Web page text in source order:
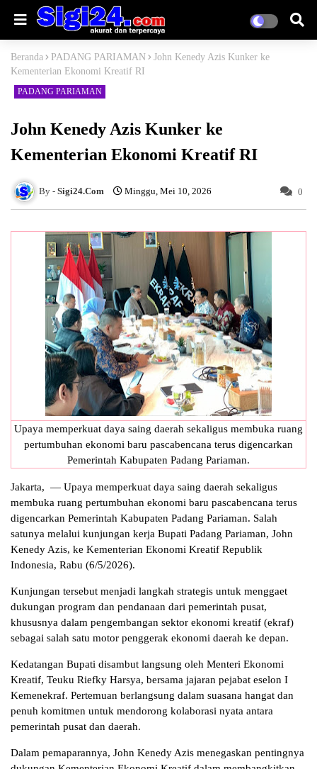
Beranda PADANG PARIAMAN
John Kenedy Azis Kunker ke
Kementerian Ekonomi Kreatif RI
PADANG PARIAMAN
John Kenedy Azis Kunker ke
Kementerian Ekonomi Kreatif RI
Sigi24.Com Minggu, Mei 10, 2026 0
Upaya memperkuat daya saing daerah sekaligus membuka ruang
pertumbuhan ekonomi baru pascabencana terus digencarkan
Pemerintah Kabupaten Padang Pariaman.
Jakarta, — Upaya memperkuat daya saing daerah sekaligus
membuka ruang pertumbuhan ekonomi baru pascabencana terus
digencarkan Pemerintah Kabupaten Padang Pariaman. Salah
satunya melalui kunjungan kerja Bupati Padang Pariaman, John
Kenedy Azis, ke Kementerian Ekonomi Kreatif Republik
Indonesia, Rabu (6/5/2026).
Kunjungan tersebut menjadi langkah strategis untuk menggaet
dukungan program dan pendanaan dari pemerintah pusat,
khususnya dalam pengembangan sektor ekonomi kreatif (ekraf)
sebagai salah satu motor penggerak ekonomi daerah ke depan.
Kedatangan Bupati disambut langsung oleh Menteri Ekonomi
Kreatif, Teuku Riefky Harsya, bersama jajaran pejabat eselon I
Kemenekraf. Pertemuan berlangsung dalam suasana hangat dan
penuh komitmen untuk mendorong kolaborasi nyata antara
pemerintah pusat dan daerah.
Dalam pemaparannya, John Kenedy Azis menegaskan pentingnya